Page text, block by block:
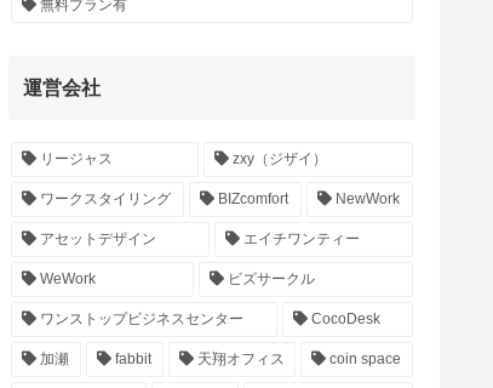
無料プラン有
運営会社
リージャス zxy（ジザイ）
ワークスタイリング BIZcomfort NewWork
アセットデザイン エイチワンティー
WeWork ビズサークル
ワンストップビジネスセンター CocoDesk
加瀬 fabbit 天翔オフィス coin space